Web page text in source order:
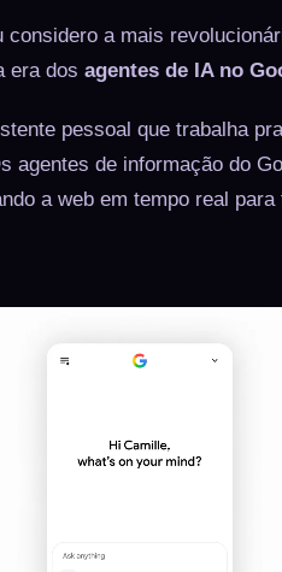
considero a mais
era dos agentes de IA no
pessoal que trabalha
agentes de informação do
a web em tempo real